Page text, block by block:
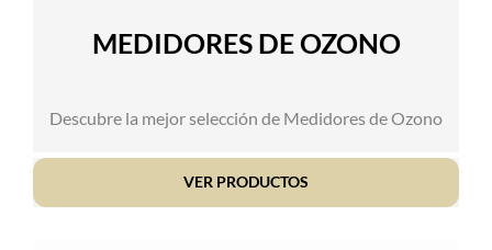
MEDIDORES DE OZONO
Descubre la mejor selección de Medidores de Ozono
VER PRODUCTOS